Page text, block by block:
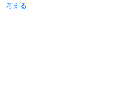
考える